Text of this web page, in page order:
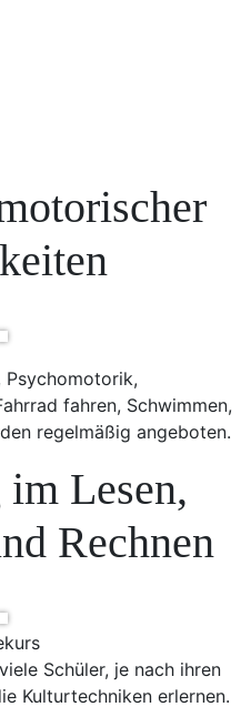
fahren, Schwimmen,
regelmäßig angeboten.
Lesen,
Rechnen
Schüler, je nach ihren
Kulturtechniken erlernen.